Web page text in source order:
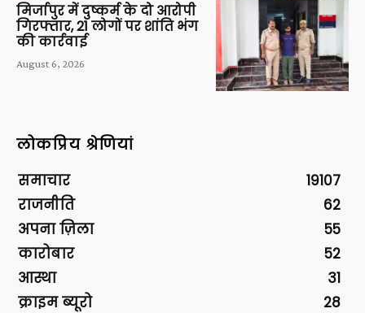
मिर्जापुर में दुष्कर्म के दो आरोपी
गिरफ्तार, 21 लोगों पर शांति भंग
की कार्रवाई
August 6, 2026
लोकप्रिय श्रेणियां
समाचार
19107
राजनीति
62
अपना ज़िला
55
कारोबार
52
आस्था
31
क्राइम ब्यूरो
28